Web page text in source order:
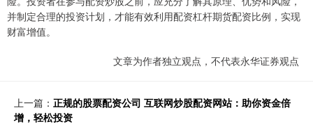
并制定合理的投资计划，才能有效利用配资杠杆期货配资比例，实现
财富增值。
文章为作者独立观点，不代表永华证券观点
上一篇： 正规的股票配资公司 互联网炒股配资网站：助你资金倍
增，轻松投资